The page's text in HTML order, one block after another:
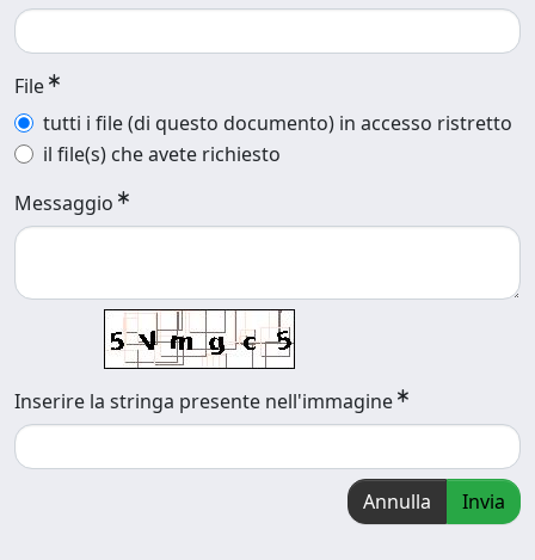
File
tutti i file (di questo documento) in accesso ristretto
il file(s) che avete richiesto
Messaggio
Inserire la stringa presente nell'immagine
Annulla Invia